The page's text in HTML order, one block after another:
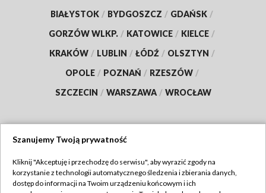
BIAŁYSTOK / BYDGOSZCZ / GDAŃSK /
GORZÓW WLKP. / KATOWICE / KIELCE /
KRAKÓW / LUBLIN / ŁÓDŹ / OLSZTYN /
OPOLE / POZNAŃ / RZESZÓW /
SZCZECIN / WARSZAWA / WROCŁAW
TVP
Szanujemy Twoją prywatność
Kliknij "Akceptuję i przechodzę do serwisu", aby wyrazić zgody na
korzystanie z technologii automatycznego śledzenia i zbierania danych,
dostęp do informacji na Twoim urządzeniu końcowym i ich